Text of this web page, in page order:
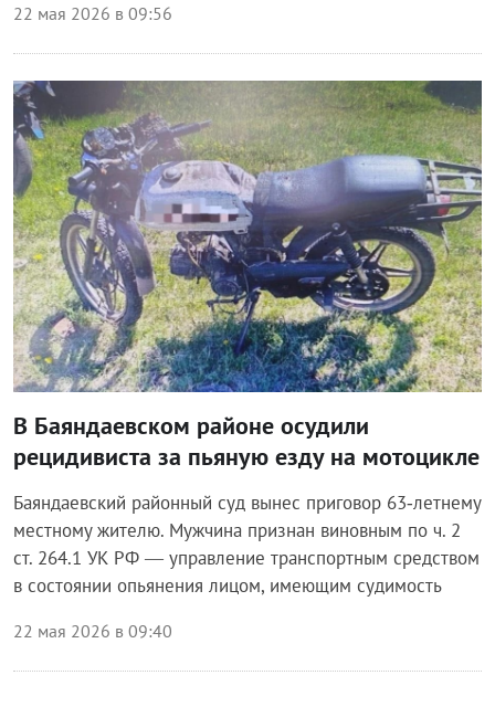
22 мая 2026 в 09:56
Происшествия
В Баяндаевском районе осудили
рецидивиста за пьяную езду на мотоцикле
Баяндаевский районный суд вынес приговор 63‑летнему
местному жителю. Мужчина признан виновным по ч. 2
ст. 264.1 УК РФ — управление транспортным средством
в состоянии опьянения лицом, имеющим судимость
22 мая 2026 в 09:40